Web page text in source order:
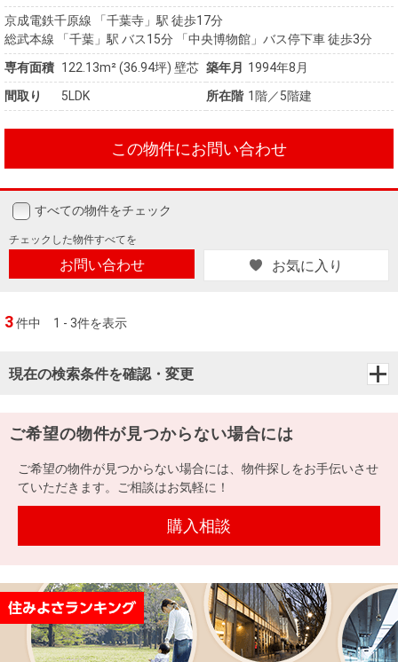
京成電鉄千原線 「千葉寺」駅 徒歩17分
総武本線 「千葉」駅 バス15分 「中央博物館」バス停下車 徒歩3分
専有面積 122.13m²(36.94坪) 壁芯 築年月
1994年8月
間取り
5LDK 所在階 1階／5階建
この物件にお問い合わせ
すべての物件をチェック
チェックした物件すべてを
お問い合わせ お気に入り
3件中 1 - 3件を表示
現在の検索条件を確認・変更
ご希望の物件が見つからない場合には
ご希望の物件が見つからない場合には、物件探しをお手伝いさせ
ていただきます。ご相談はお気軽に！
購入相談